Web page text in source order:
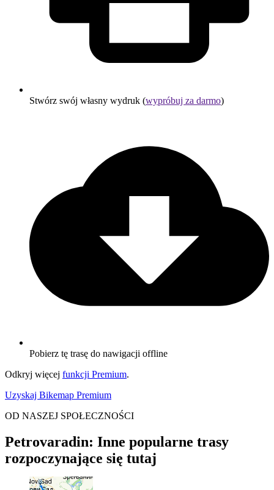
Stwórz swój własny wydruk (wypróbuj za darmo)
Pobierz tę trasę do nawigacji offline
Odkryj więcej funkcji Premium.
Uzyskaj Bikemap Premium
OD NASZEJ SPOŁECZNOŚCI
Petrovaradin: Inne popularne trasy
rozpoczynające się tutaj